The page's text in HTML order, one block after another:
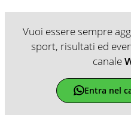
Vuoi essere sempre
sport, risultati ed
canale
Entra nel